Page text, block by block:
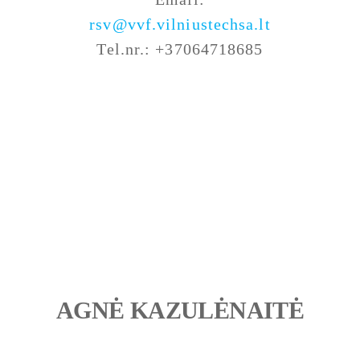
rsv@vvf.vilniustechsa.lt
Tel.nr.: +37064718685
AGNĖ KAZULĖNAITĖ